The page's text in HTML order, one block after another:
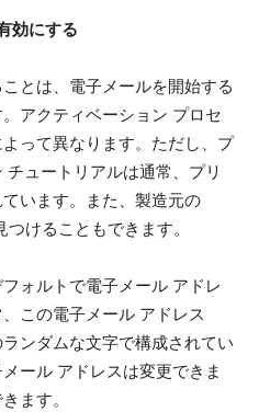
効にする
とは、電子メールを開始する
アクティベーション プロセ
って異なります。ただし、プ
ュートリアルは通常、プリ
います。また、製造元の
けることもできます。
ォルトで電子メール アドレ
この電子メール アドレス
ンダムな文字で構成されてい
ール アドレスは変更できま
ます。